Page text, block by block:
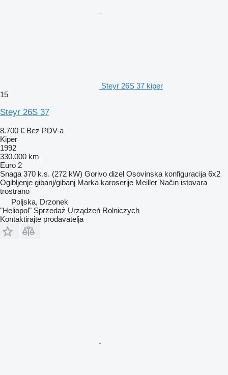
Steyr 26S 37 kiper
15
Steyr 26S 37
8.700 € Bez PDV-a
Kiper
1992
330.000 km
Euro 2
Snaga 370 k.s. (272 kW) Gorivo dizel Osovinska konfiguracija 6x2
Ogibljenje gibanj/gibanj Marka karoserije Meiller Način istovara
trostrano
Poljska, Drzonek
"Heliopol" Sprzedaż Urządzeń Rolniczych
Kontaktirajte prodavatelja